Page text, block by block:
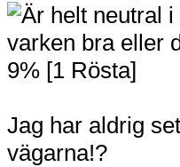
9% [1 Rösta]
Jag har aldrig
vägarna!?